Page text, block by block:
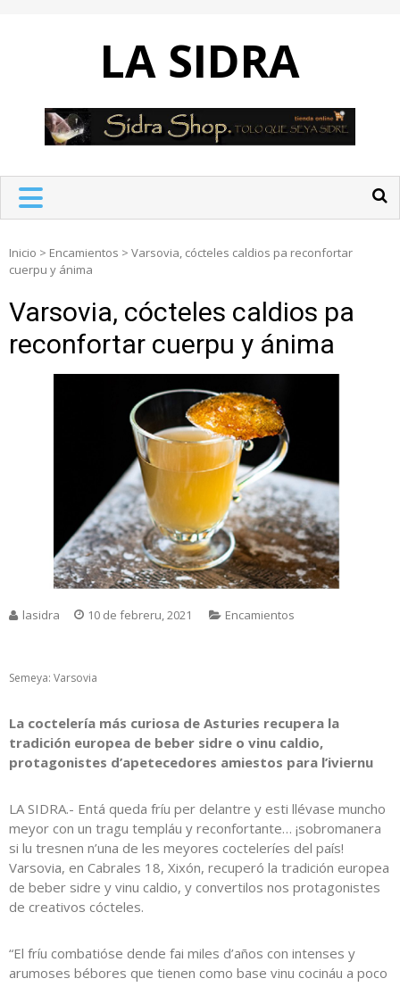
LA SIDRA
Inicio > Encamientos > Varsovia, cócteles caldios pa reconfortar
cuerpu y ánima
Varsovia, cócteles caldios pa
reconfortar cuerpu y ánima
lasidra 10 de febreru, 2021 Encamientos
Semeya: Varsovia
La coctelería más curiosa de Asturies recupera la
tradición europea de beber sidre o vinu caldio,
protagonistes d’apetecedores amiestos para l’iviernu
LA SIDRA.- Entá queda fríu per delantre y esti llévase muncho
meyor con un tragu templáu y reconfortante… ¡sobromanera
si lu tresnen n’una de les meyores cocteleríes del país!
Varsovia, en Cabrales 18, Xixón, recuperó la tradición europea
de beber sidre y vinu caldio, y convertilos nos protagonistes
de creativos cócteles.
“El fríu combatióse dende fai miles d’años con intenses y
arumoses bébores que tienen como base vinu cocináu a poco